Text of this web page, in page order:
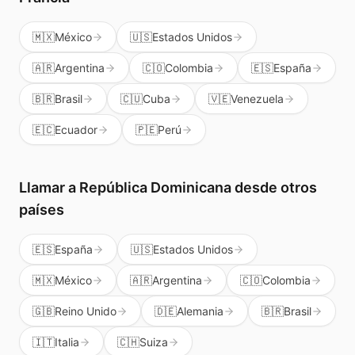
🇲🇽México 🇺🇸Estados Unidos
🇦🇷Argentina 🇨🇴Colombia 🇪🇸España
🇧🇷Brasil 🇨🇺Cuba 🇻🇪Venezuela
🇪🇨Ecuador 🇵🇪Perú
Llamar a República Dominicanadesde otros
países
🇪🇸España 🇺🇸Estados Unidos
🇲🇽México 🇦🇷Argentina 🇨🇴Colombia
🇬🇧Reino Unido 🇩🇪Alemania 🇧🇷Brasil
🇮🇹Italia 🇨🇭Suiza